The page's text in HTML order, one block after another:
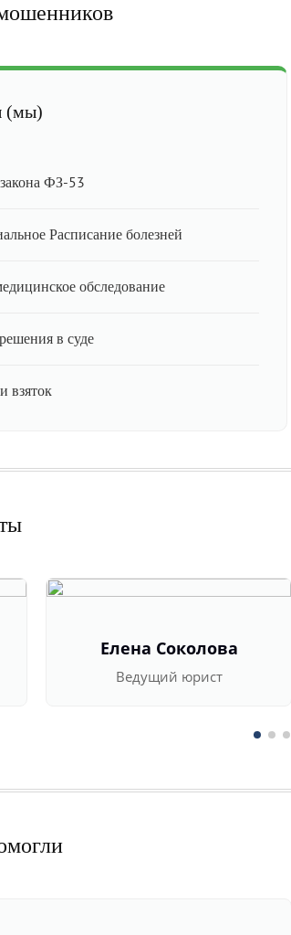
(мы)
ФЗ-53
Расписание болезней
обследование
в суде
взяток
Елена Соколова
Ведущий юрист